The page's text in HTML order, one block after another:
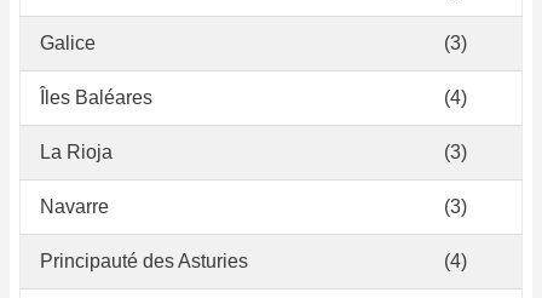
Galice (3)
Îles Baléares (4)
La Rioja (3)
Navarre (3)
Principauté des Asturies (4)